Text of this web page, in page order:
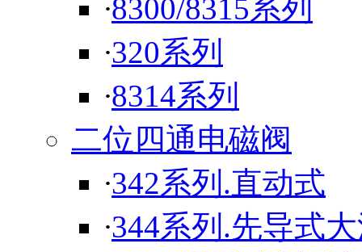
·8300/8315系列
·320系列
·8314系列
二位四通电磁阀
·342系列.直动式
·344系列.先导式